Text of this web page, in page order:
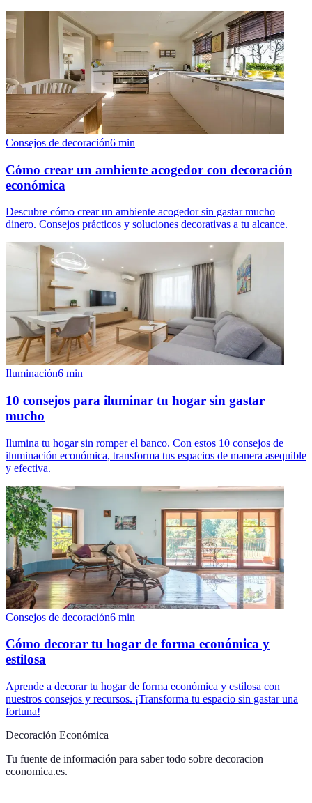
Consejos de decoración6 min
Cómo crear un ambiente acogedor con decoración
económica
Descubre cómo crear un ambiente acogedor sin gastar mucho
dinero. Consejos prácticos y soluciones decorativas a tu alcance.
Iluminación6 min
10 consejos para iluminar tu hogar sin gastar
mucho
Ilumina tu hogar sin romper el banco. Con estos 10 consejos de
iluminación económica, transforma tus espacios de manera asequible
y efectiva.
Consejos de decoración6 min
Cómo decorar tu hogar de forma económica y
estilosa
Aprende a decorar tu hogar de forma económica y estilosa con
nuestros consejos y recursos. ¡Transforma tu espacio sin gastar una
fortuna!
Decoración Económica
Tu fuente de información para saber todo sobre decoracion
economica.es.